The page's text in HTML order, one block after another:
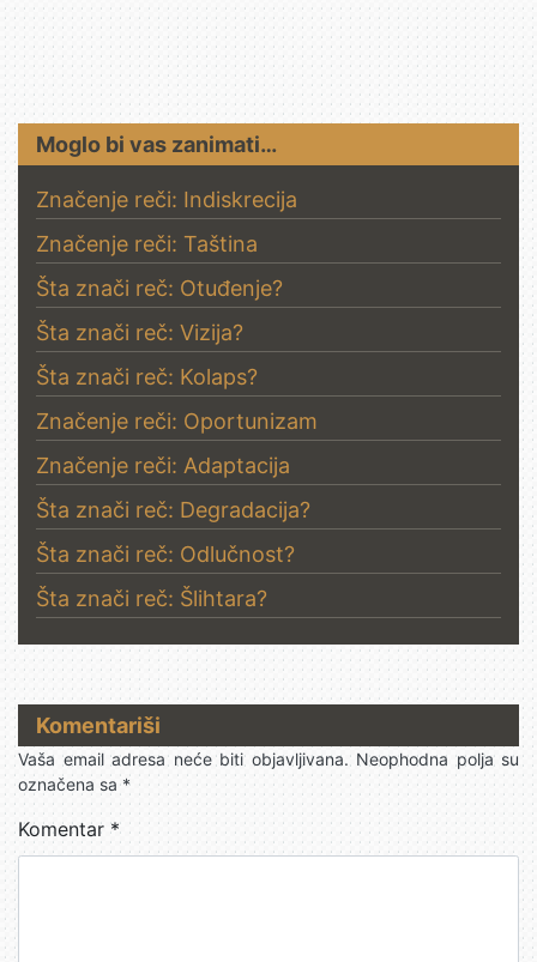
Moglo bi vas zanimati…
Značenje reči: Indiskrecija
Značenje reči: Taština
Šta znači reč: Otuđenje?
Šta znači reč: Vizija?
Šta znači reč: Kolaps?
Značenje reči: Oportunizam
Značenje reči: Adaptacija
Šta znači reč: Degradacija?
Šta znači reč: Odlučnost?
Šta znači reč: Šlihtara?
Komentariši
Vaša email adresa neće biti objavljivana. Neophodna polja su
označena sa*
Komentar *